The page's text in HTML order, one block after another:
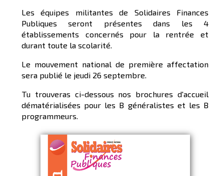
Les équipes militantes de Solidaires Finances
Publiques seront présentes dans les 4
établissements concernés pour la rentrée et
durant toute la scolarité.
Le mouvement national de première affectation
sera publié le jeudi 26 septembre.
Tu trouveras ci-dessous nos brochures d'accueil
dématérialisées pour les B généralistes et les B
programmeurs.